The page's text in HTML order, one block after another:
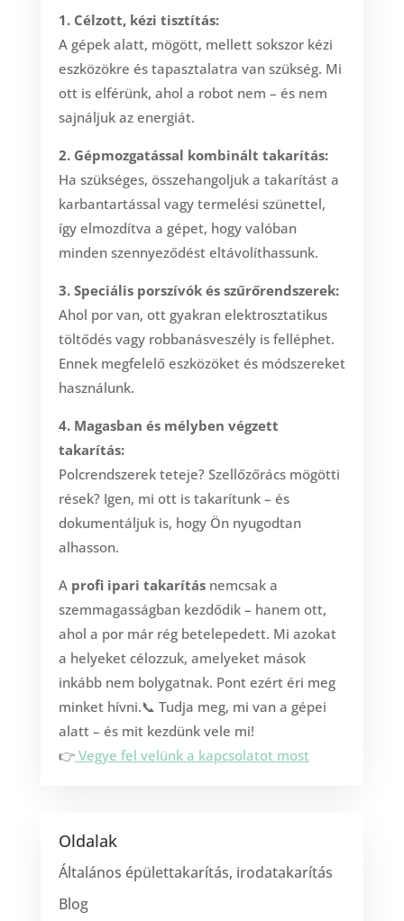
1. Célzott, kézi tisztítás:
A gépek alatt, mögött, mellett sokszor kézi
eszközökre és tapasztalatra van szükség. Mi
ott is elférünk, ahol a robot nem – és nem
sajnáljuk az energiát.
2. Gépmozgatással kombinált takarítás:
Ha szükséges, összehangoljuk a takarítást a
karbantartással vagy termelési szünettel,
így elmozdítva a gépet, hogy valóban
minden szennyeződést eltávolíthassunk.
3. Speciális porszívók és szűrőrendszerek:
Ahol por van, ott gyakran elektrosztatikus
töltődés vagy robbanásveszély is felléphet.
Ennek megfelelő eszközöket és módszereket
használunk.
4. Magasban és mélyben végzett
takarítás:
Polcrendszerek teteje? Szellőzőrács mögötti
rések? Igen, mi ott is takarítunk – és
dokumentáljuk is, hogy Ön nyugodtan
alhasson.
A profi ipari takarításnemcsak a
szemmagasságban kezdődik – hanem ott,
ahol a por már rég betelepedett. Mi azokat
a helyeket célozzuk, amelyeket mások
inkább nem bolygatnak. Pont ezért éri meg
minket hívni.📞 Tudja meg, mi van a gépei
alatt – és mit kezdünk vele mi!
👉Vegye fel velünk a kapcsolatot most
Oldalak
Általános épülettakarítás, irodatakarítás
Blog